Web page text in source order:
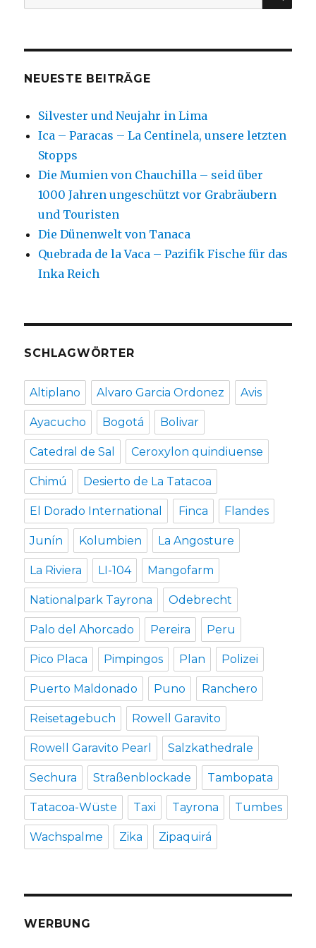
o
k
nach:
NEUESTE BEITRÄGE
Silvester und Neujahr in Lima
Ica – Paracas – La Centinela, unsere letzten
Stopps
Die Mumien von Chauchilla – seid über
1000 Jahren ungeschützt vor Grabräubern
und Touristen
Die Dünenwelt von Tanaca
Quebrada de la Vaca – Pazifik Fische für das
Inka Reich
SCHLAGWÖRTER
Altiplano Alvaro Garcia Ordonez Avis
Ayacucho Bogotá Bolivar
Catedral de Sal Ceroxylon quindiuense
Chimú Desierto de La Tatacoa
El Dorado International Finca Flandes
Junín Kolumbien La Angosture
La Riviera LI-104 Mangofarm
Nationalpark Tayrona Odebrecht
Palo del Ahorcado Pereira Peru
Pico Placa Pimpingos Plan Polizei
Puerto Maldonado Puno Ranchero
Reisetagebuch Rowell Garavito
Rowell Garavito Pearl Salzkathedrale
Sechura Straßenblockade Tambopata
Tatacoa-Wüste Taxi Tayrona Tumbes
Wachspalme Zika Zipaquirá
WERBUNG